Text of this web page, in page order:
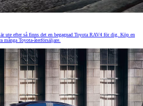
ute efter så finns det en begagnad Toyota RAV4 för dig. Köp en
många Toyota-återförsäljare.